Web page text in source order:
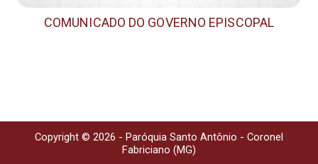
COMUNICADO DO GOVERNO EPISCOPAL
Copyright © 2026 - Paróquia Santo Antônio - Coronel
Fabriciano (MG)